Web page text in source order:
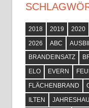
2018 2019 2020
2026
ABC
BRANDEINSATZ
ELO
EVERN
FLÄCHENBRAND
ILTEN